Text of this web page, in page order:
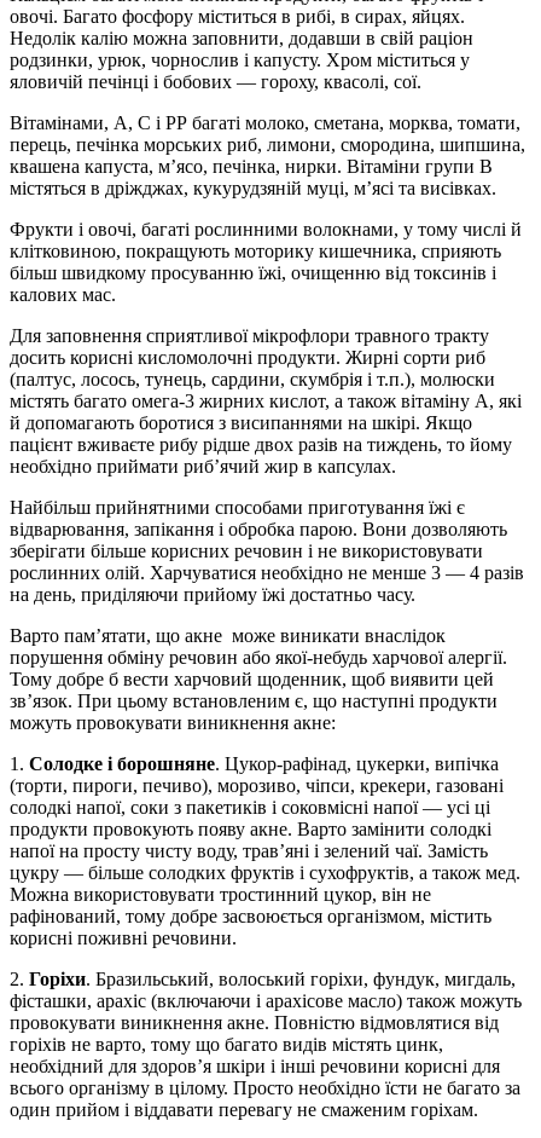
овочі. Багато фосфору міститься в рибі, в сирах, яйцях.
Недолік калію можна заповнити, додавши в свій раціон
родзинки, урюк, чорнослив і капусту. Хром міститься у
яловичій печінці і бобових — гороху, квасолі, сої.
Вітамінами, А, С і РР багаті молоко, сметана, морква, томати,
перець, печінка морських риб, лимони, смородина, шипшина,
квашена капуста, м’ясо, печінка, нирки. Вітаміни групи В
містяться в дріжджах, кукурудзяній муці, м’ясі та висівках.
Фрукти і овочі, багаті рослинними волокнами, у тому числі й
клітковиною, покращують моторику кишечника, сприяють
більш швидкому просуванню їжі, очищенню від токсинів і
калових мас.
Для заповнення сприятливої мікрофлори травного тракту
досить корисні кисломолочні продукти. Жирні сорти риб
(палтус, лосось, тунець, сардини, скумбрія і т.п.), молюски
містять багато омега-3 жирних кислот, а також вітаміну А, які
й допомагають боротися з висипаннями на шкірі. Якщо
пацієнт вживаєте рибу рідше двох разів на тиждень, то йому
необхідно приймати риб’ячий жир в капсулах.
Найбільш прийнятними способами приготування їжі є
відварювання, запікання і обробка парою. Вони дозволяють
зберігати більше корисних речовин і не використовувати
рослинних олій. Харчуватися необхідно не менше 3 — 4 разів
на день, приділяючи прийому їжі достатньо часу.
Варто пам’ятати, що акне може виникати внаслідок
порушення обміну речовин або якої-небудь харчової алергії.
Тому добре б вести харчовий щоденник, щоб виявити цей
зв’язок. При цьому встановленим є, що наступні продукти
можуть провокувати виникнення акне:
1. Солодке і борошняне. Цукор-рафінад, цукерки, випічка
(торти, пироги, печиво), морозиво, чіпси, крекери, газовані
солодкі напої, соки з пакетиків і соковмісні напої — усі ці
продукти провокують появу акне. Варто замінити солодкі
напої на просту чисту воду, трав’яні і зелений чаї. Замість
цукру — більше солодких фруктів і сухофруктів, а також мед.
Можна використовувати тростинний цукор, він не
рафінований, тому добре засвоюється організмом, містить
корисні поживні речовини.
2. Горіхи. Бразильський, волоський горіхи, фундук, мигдаль,
фісташки, арахіс (включаючи і арахісове масло) також можуть
провокувати виникнення акне. Повністю відмовлятися від
горіхів не варто, тому що багато видів містять цинк,
необхідний для здоров’я шкіри і інші речовини корисні для
всього організму в цілому. Просто необхідно їсти не багато за
один прийом і віддавати перевагу не смаженим горіхам.